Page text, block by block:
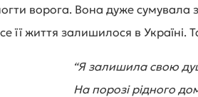
ворога. Вона дуже сумувала
її життя залишилося в Україні.
“Я залишила свою
На порозі рідного